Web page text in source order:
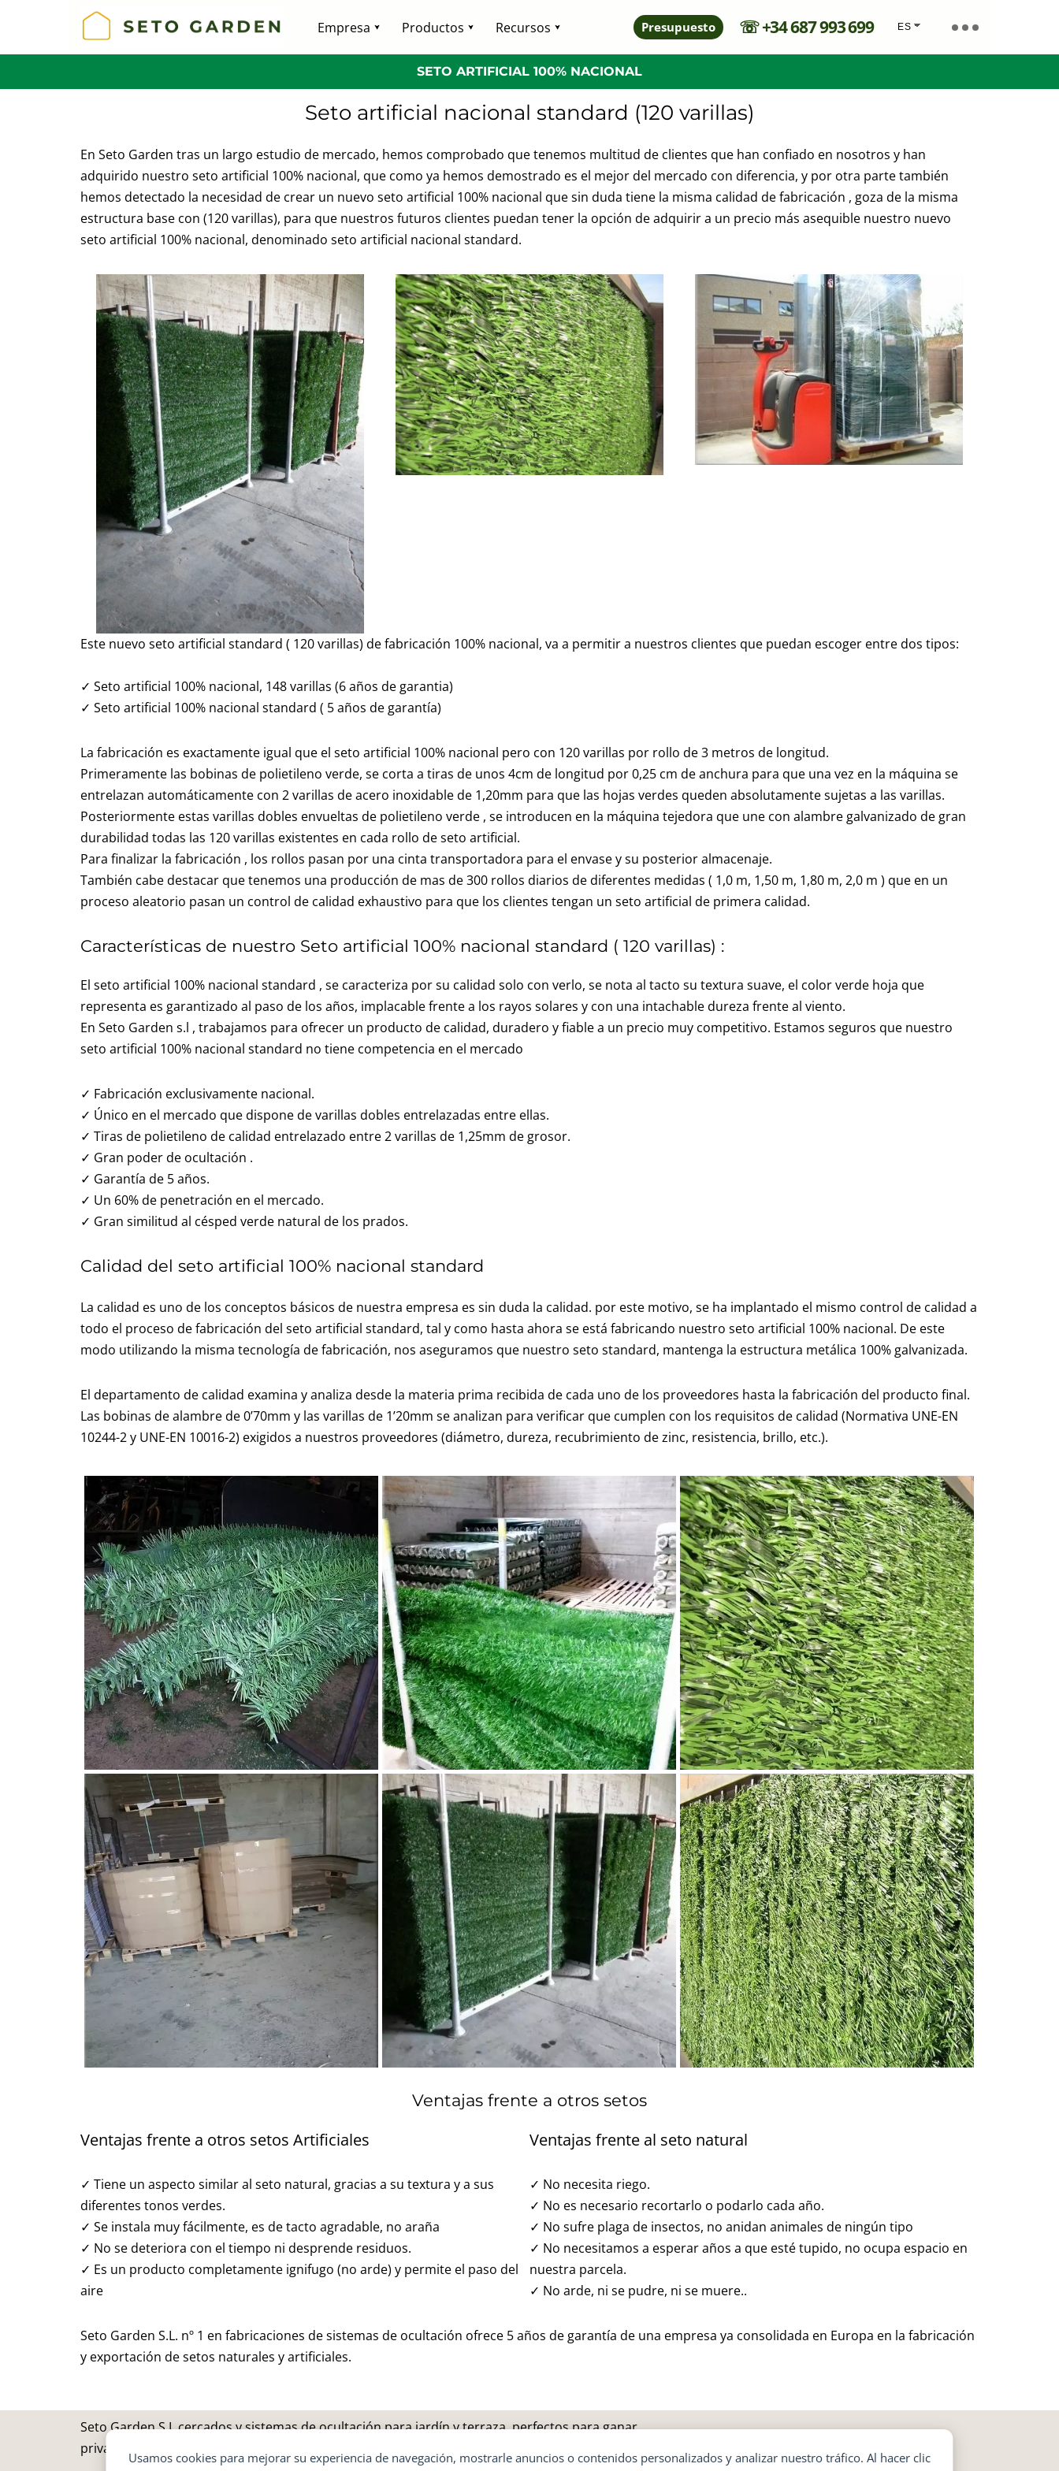
Usamos cookies para mejorar su experiencia de navegación, mostrarle anuncios o contenidos personalizados y analizar nuestro tráfico. Al hacer clic
contenido
Empresa Productos Recursos Presupuesto ☏+34 687 993 699
SETO ARTIFICIAL 100% NACIONAL
Seto artificial nacional standard (120 varillas)
En Seto Garden tras un largo estudio de mercado, hemos comprobado que tenemos multitud de clientes que han confiado en nosotros y han
adquirido nuestro seto artificial 100% nacional, que como ya hemos demostrado es el mejor del mercado con diferencia, y por otra parte también
hemos detectado la necesidad de crear un nuevo seto artificial 100% nacional que sin duda tiene la misma calidad de fabricación , goza de la misma
estructura base con (120 varillas), para que nuestros futuros clientes puedan tener la opción de adquirir a un precio más asequible nuestro nuevo
seto artificial 100% nacional, denominado seto artificial nacional standard.
Este nuevo seto artificial standard ( 120 varillas) de fabricación 100% nacional, va a permitir a nuestros clientes que puedan escoger entre dos tipos:
✓ Seto artificial 100% nacional, 148 varillas (6 años de garantia)
✓ Seto artificial 100% nacional standard ( 5 años de garantía)
La fabricación es exactamente igual que el seto artificial 100% nacional pero con 120 varillas por rollo de 3 metros de longitud.
Primeramente las bobinas de polietileno verde, se corta a tiras de unos 4cm de longitud por 0,25 cm de anchura para que una vez en la máquina se
entrelazan automáticamente con 2 varillas de acero inoxidable de 1,20mm para que las hojas verdes queden absolutamente sujetas a las varillas.
Posteriormente estas varillas dobles envueltas de polietileno verde , se introducen en la máquina tejedora que une con alambre galvanizado de gran
durabilidad todas las 120 varillas existentes en cada rollo de seto artificial.
Para finalizar la fabricación , los rollos pasan por una cinta transportadora para el envase y su posterior almacenaje.
También cabe destacar que tenemos una producción de mas de 300 rollos diarios de diferentes medidas ( 1,0 m, 1,50 m, 1,80 m, 2,0 m ) que en un
proceso aleatorio pasan un control de calidad exhaustivo para que los clientes tengan un seto artificial de primera calidad.
Características de nuestro Seto artificial 100% nacional standard ( 120 varillas) :
El seto artificial 100% nacional standard , se caracteriza por su calidad solo con verlo, se nota al tacto su textura suave, el color verde hoja que
representa es garantizado al paso de los años, implacable frente a los rayos solares y con una intachable dureza frente al viento.
En Seto Garden s.l , trabajamos para ofrecer un producto de calidad, duradero y fiable a un precio muy competitivo. Estamos seguros que nuestro
seto artificial 100% nacional standard no tiene competencia en el mercado
✓ Fabricación exclusivamente nacional.
✓ Único en el mercado que dispone de varillas dobles entrelazadas entre ellas.
✓ Tiras de polietileno de calidad entrelazado entre 2 varillas de 1,25mm de grosor.
✓ Gran poder de ocultación .
✓ Garantía de 5 años.
✓ Un 60% de penetración en el mercado.
✓ Gran similitud al césped verde natural de los prados.
Calidad del seto artificial 100% nacional standard
La calidad es uno de los conceptos básicos de nuestra empresa es sin duda la calidad. por este motivo, se ha implantado el mismo control de calidad a
todo el proceso de fabricación del seto artificial standard, tal y como hasta ahora se está fabricando nuestro seto artificial 100% nacional. De este
modo utilizando la misma tecnología de fabricación, nos aseguramos que nuestro seto standard, mantenga la estructura metálica 100% galvanizada.
El departamento de calidad examina y analiza desde la materia prima recibida de cada uno de los proveedores hasta la fabricación del producto final.
Las bobinas de alambre de 0’70mm y las varillas de 1’20mm se analizan para verificar que cumplen con los requisitos de calidad (Normativa UNE-EN
10244-2 y UNE-EN 10016-2) exigidos a nuestros proveedores (diámetro, dureza, recubrimiento de zinc, resistencia, brillo, etc.).
Ventajas frente a otros setos
Ventajas frente a otros setos Artificiales
✓ Tiene un aspecto similar al seto natural, gracias a su textura y a sus
diferentes tonos verdes.
✓ Se instala muy fácilmente, es de tacto agradable, no araña
✓ No se deteriora con el tiempo ni desprende residuos.
✓ Es un producto completamente ignifugo (no arde) y permite el paso del
aire
Ventajas frente al seto natural
✓ No necesita riego.
✓ No es necesario recortarlo o podarlo cada año.
✓ No sufre plaga de insectos, no anidan animales de ningún tipo
✓ No necesitamos a esperar años a que esté tupido, no ocupa espacio en
nuestra parcela.
✓ No arde, ni se pudre, ni se muere..
Seto Garden S.L. nº 1 en fabricaciones de sistemas de ocultación ofrece 5 años de garantía de una empresa ya consolidada en Europa en la fabricación
y exportación de setos naturales y artificiales.
Seto Garden S.L.cercados y sistemas de ocultación para jardín y terraza, perfectos para ganar
privacidad, proteger tu espacio y embellecer tu hogar exterior.